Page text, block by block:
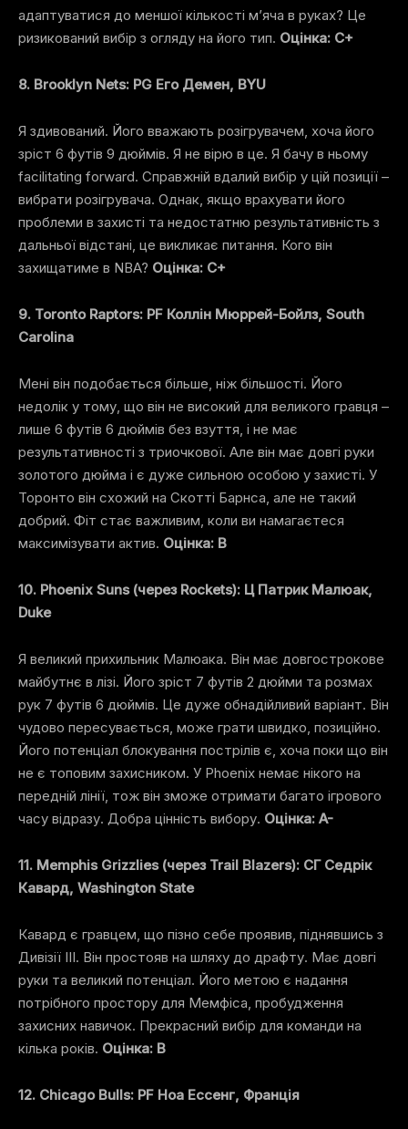
адаптуватися до меншої кількості м’яча в руках? Це
ризикований вибір з огляду на його тип. Оцінка: C+
8. Brooklyn Nets: PG Его Демен, BYU
Я здивований. Його вважають розігрувачем, хоча його
зріст 6 футів 9 дюймів. Я не вірю в це. Я бачу в ньому
facilitating forward. Справжній вдалий вибір у цій позиції –
вибрати розігрувача. Однак, якщо врахувати його
проблеми в захисті та недостатню результативність з
дальньої відстані, це викликає питання. Кого він
захищатиме в NBA? Оцінка: C+
9. Toronto Raptors: PF Коллін Мюррей-Бойлз, South
Carolina
Мені він подобається більше, ніж більшості. Його
недолік у тому, що він не високий для великого гравця –
лише 6 футів 6 дюймів без взуття, і не має
результативності з триочкової. Але він має довгі руки
золотого дюйма і є дуже сильною особою у захисті. У
Торонто він схожий на Скотті Барнса, але не такий
добрий. Фіт стає важливим, коли ви намагаєтеся
максимізувати актив. Оцінка: B
10. Phoenix Suns (через Rockets): Ц Патрик Малюак,
Duke
Я великий прихильник Малюака. Він має довгострокове
майбутнє в лізі. Його зріст 7 футів 2 дюйми та розмах
рук 7 футів 6 дюймів. Це дуже обнадійливий варіант. Він
чудово пересувається, може грати швидко, позиційно.
Його потенціал блокування пострілів є, хоча поки що він
не є топовим захисником. У Phoenix немає нікого на
передній лінії, тож він зможе отримати багато ігрового
часу відразу. Добра цінність вибору. Оцінка: A-
11. Memphis Grizzlies (через Trail Blazers): СГ Седрік
Кавард, Washington State
Кавард є гравцем, що пізно себе проявив, піднявшись з
Дивізії III. Він простояв на шляху до драфту. Має довгі
руки та великий потенціал. Його метою є надання
потрібного простору для Мемфіса, пробудження
захисних навичок. Прекрасний вибір для команди на
кілька років. Оцінка: B
12. Chicago Bulls: PF Ноа Ессенг, Франція